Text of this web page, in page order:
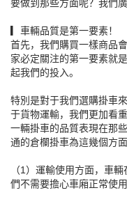
要做到那些方面呢？我們
▎車輛品質是第一要素！
首先，我們購買一樣商品
家必定關注的第一要素就
起我們的投入。
特別是對于我們選購掛車
于貨物運輸，我們更加看
一輛掛車的品質表現在那
通的倉欄掛車為這幾個方面
（1）運輸使用方面，車
們不需要擔心車廂正常使